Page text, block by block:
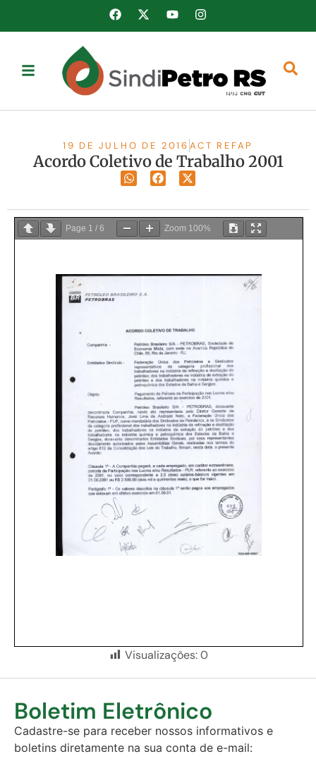
19 DE JULHO DE 2016 ACT REFAP
Acordo Coletivo de Trabalho 2001
Page 1 / 6 Zoom 100%
Visualizações:0
Boletim Eletrônico
Cadastre-se para receber nossos informativos e
boletins diretamente na sua conta de e-mail: